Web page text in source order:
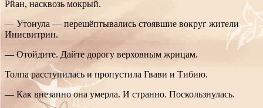
Рйан, насквозь мокрый.
— Утонула — перешёптывались стоявшие вокруг жители
Инисвитрин.
— Отойдите. Дайте дорогу верховным жрицам.
Толпа расступилась и пропустила Гвави и Тибию.
— Как внезапно она умерла. И странно. Поскользнулась.